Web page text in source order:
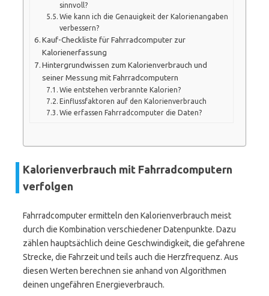
sinnvoll?
Wie kann ich die Genauigkeit der Kalorienangaben
verbessern?
Kauf-Checkliste für Fahrradcomputer zur
Kalorienerfassung
Hintergrundwissen zum Kalorienverbrauch und
seiner Messung mit Fahrradcomputern
Wie entstehen verbrannte Kalorien?
Einflussfaktoren auf den Kalorienverbrauch
Wie erfassen Fahrradcomputer die Daten?
Kalorienverbrauch mit Fahrradcomputern
verfolgen
Fahrradcomputer ermitteln den Kalorienverbrauch meist
durch die Kombination verschiedener Datenpunkte. Dazu
zählen hauptsächlich deine Geschwindigkeit, die gefahrene
Strecke, die Fahrzeit und teils auch die Herzfrequenz. Aus
diesen Werten berechnen sie anhand von Algorithmen
deinen ungefähren Energieverbrauch.